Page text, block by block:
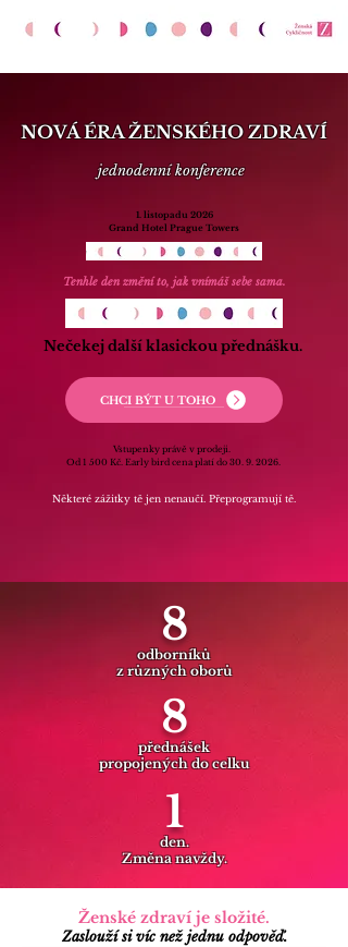
NOVÁ ÉRA ŽENSKÉHO ZDRAVÍ
jednodenní konference
1. listopadu 2026
Grand Hotel Prague Towers
Tenhle den změní to, jak vnímáš sebe sama.
Nečekej další klasickou přednášku.
CHCI BÝT U TOHO
Vstupenky právě v prodeji.
Od 1 500 Kč. Early bird cena platí do 30. 9. 2026.
Některé zážitky tě jen nenaučí. Přeprogramují tě.
8
odborníků
z různých oborů
8
přednášek
propojených do celku
1
den.
Změna navždy.
Ženské zdraví je složité.
Zaslouží si víc než jednu odpověď.